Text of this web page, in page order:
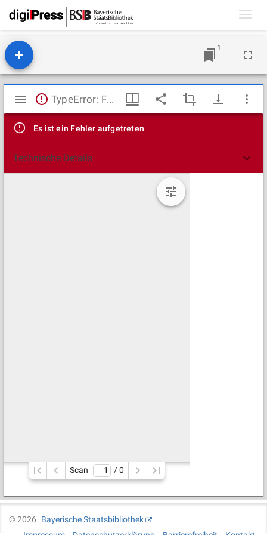
1
Mirador
Viewer
TypeError: Failed to fetch
Es ist ein Fehler aufgetreten
Technische Details
Scan / 0
©2026
Bayerische Staatsbibliothek